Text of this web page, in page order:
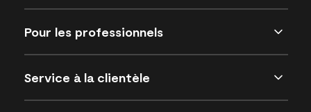
Pour les professionnels
Service à la clientèle